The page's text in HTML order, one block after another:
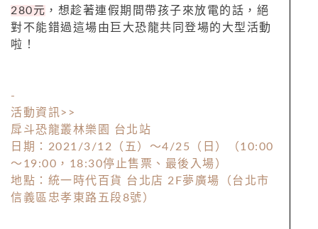
280元 ，想趁著連假期間帶孩子來放電的話，絕
對不能錯過這場由巨大恐龍共同登場的大型活動
啦！
-
活動資訊>>
戽斗恐龍叢林樂園 台北站
日期：2021/3/12（五）～4/25（日）（10:00
～19:00，18:30停止售票、最後入場）
地點：統一時代百貨 台北店 2F夢廣場（ 台北市
信義區忠孝東路五段8號）